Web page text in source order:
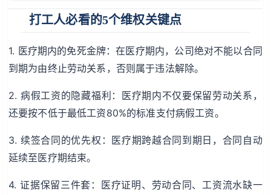
打工人必看的5个维权关键点
1. 医疗期内的免死金牌：在医疗期内，公司绝对不能以合同
到期为由终止劳动关系，否则属于违法解除。
2. 病假工资的隐藏福利：医疗期内不仅要保留劳动关系，
还要按不低于最低工资80%的标准支付病假工资。
3. 续签合同的优先权：医疗期跨越合同到期日，合同自动
延续至医疗期结束。
4. 证据保留三件套：医疗证明、劳动合同、工资流水缺一